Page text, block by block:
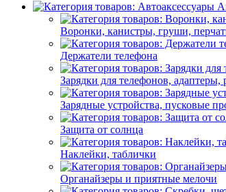
Воронки, канистры, груши,
Держатели телефона
Зарядки для телефонов, адаптеры,
Зарядные устройства, пусковые
Защита от солнца
Наклейки, таблички
Органайзеры и приятные мелочи